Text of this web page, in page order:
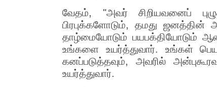
வேதம், "அவர் சிறியவனைப்
பிரபுக்களோடும், தமது ஜனத்தின்
தாழ்மையோடும் பயபக்தியோடும்
உங்களை உயர்த்துவார். உங்கள்
கனப்படுத்தவும், அவரில்
உயர்த்துவார்.